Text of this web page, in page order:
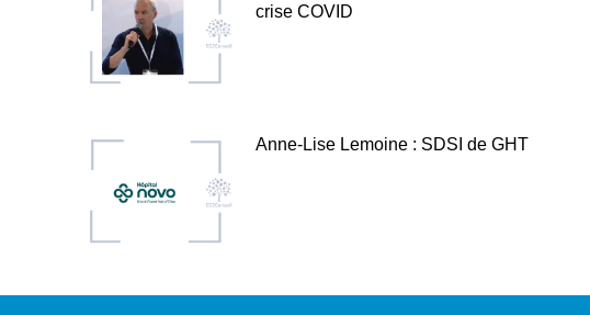
crise COVID
Anne-Lise Lemoine : SDSI de GHT